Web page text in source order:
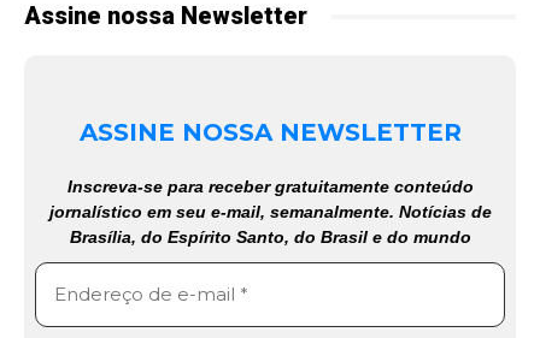
Assine nossa Newsletter
ASSINE NOSSA NEWSLETTER
Inscreva-se para receber gratuitamente conteúdo
jornalístico em seu e-mail, semanalmente. Notícias de
Brasília, do Espírito Santo, do Brasil e do mundo